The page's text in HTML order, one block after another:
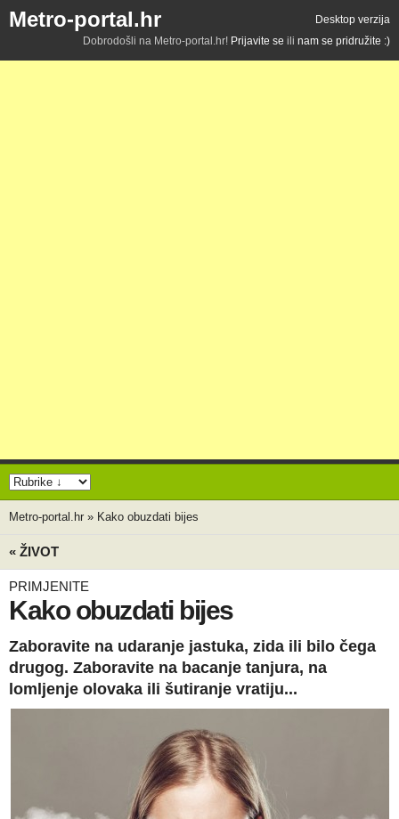
Metro-portal.hr
Desktop verzija
Dobrodošli na Metro-portal.hr! Prijavite se ili nam se pridružite :)
Metro-portal.hr » Kako obuzdati bijes
« ŽIVOT
PRIMJENITE
Kako obuzdati bijes
Zaboravite na udaranje jastuka, zida ili bilo čega
drugog. Zaboravite na bacanje tanjura, na
lomljenje olovaka ili šutiranje vratiju...